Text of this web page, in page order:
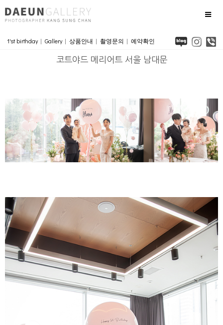
1'st birthday| Gallery| 상품안내 | 촬영문의 | 예약확인
코트야드 메리어트 서울 남대문